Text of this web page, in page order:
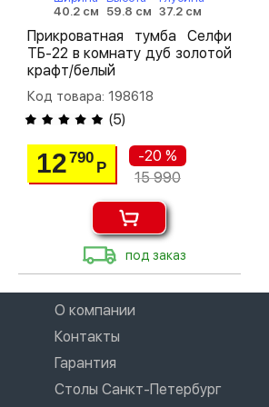
40.2 см
59.8 см
37.2 см
Прикроватная тумба Селфи
ТБ-22 в комнату дуб золотой
крафт/белый
Код товара: 198618
(5)
12790
Р
-20 %
15 990
под заказ
О компании
Контакты
Гарантия
Столы Санкт-Петербург